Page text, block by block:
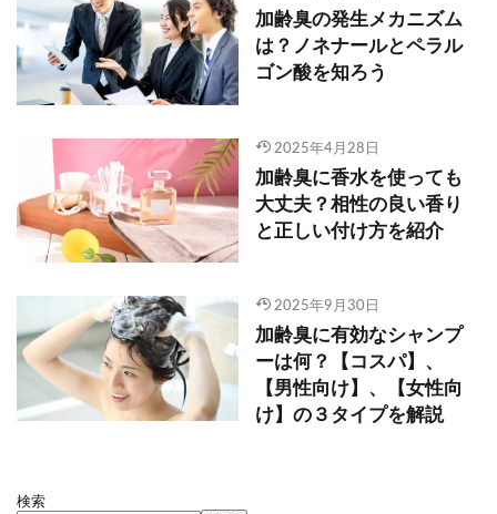
加齢臭の発生メカニズム
は？ノネナールとペラル
ゴン酸を知ろう
2025年4月28日
加齢臭に香水を使っても
大丈夫？相性の良い香り
と正しい付け方を紹介
2025年9月30日
加齢臭に有効なシャンプ
ーは何？【コスパ】、
【男性向け】、【女性向
け】の３タイプを解説
検索